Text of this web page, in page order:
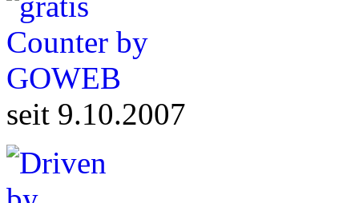
seit 9.10.2007